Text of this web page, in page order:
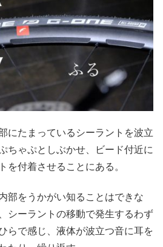
にたまっているシーラントを波立
ちゃぷとしぶかせ、ビード付近に
を付着させることにある。
部をうかがい知ることはできな
シーラントの移動で発生するわず
らで感じ、液体が波立つ音に耳を